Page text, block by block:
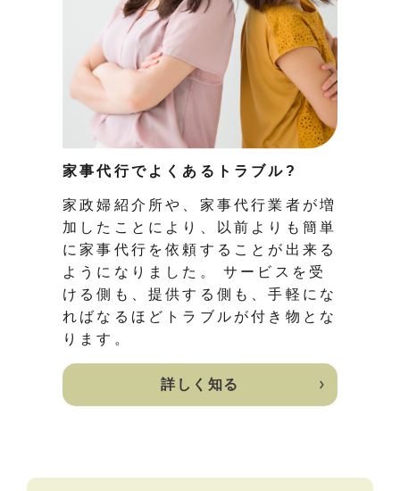
家事代行でよくあるトラブル?
家政婦紹介所や、家事代行業者が増
加したことにより、以前よりも簡単
に家事代行を依頼することが出来る
ようになりました。 サービスを受
ける側も、提供する側も、手軽にな
ればなるほどトラブルが付き物とな
ります。
詳しく知る